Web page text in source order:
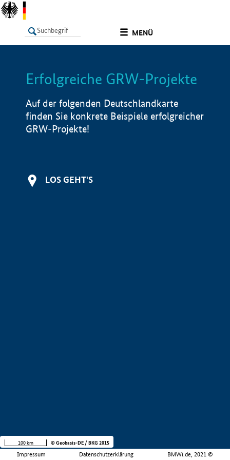
MENÜ
LISTE Info
Erfolgreiche GRW-Projekte
Auf der folgenden Deutschlandkarte
finden Sie konkrete Beispiele erfolgreicher
GRW-Projekte!
LOS GEHT'S
Impressum Datenschutzerklärung BMWi.de, 2021 ©
100 km © Geobasis-DE / BKG 2015